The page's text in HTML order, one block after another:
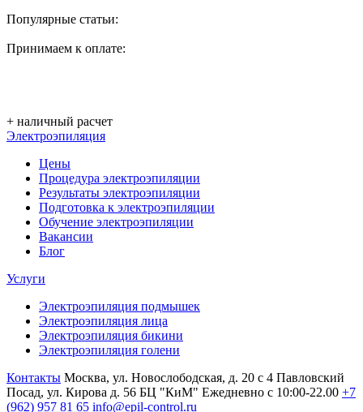
Популярные статьи:
Принимаем к оплате:
+ наличный расчет
Электроэпиляция
Цены
Процедура электроэпиляции
Результаты электроэпиляции
Подготовка к электроэпиляции
Обучение электроэпиляции
Вакансии
Блог
Услуги
Электроэпиляция подмышек
Электроэпиляция лица
Электроэпиляция бикини
Электроэпиляция голени
Контакты Москва, ул. Новослободская, д. 20 с 4 Павловский
Посад, ул. Кирова д. 56 БЦ "КиМ" Ежедневно с 10:00-22.00 +7
(962) 957 81 65 info@epil-control.ru